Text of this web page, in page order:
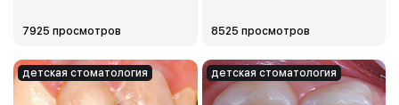
7925 просмотров 8525 просмотров
детская cтоматология детская cтоматология